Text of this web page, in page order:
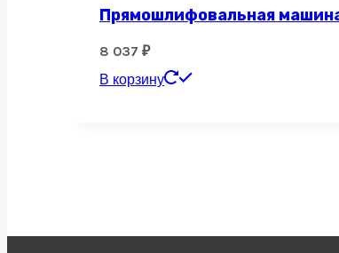
Прямошлифовальная
8 037 ₽
В корзину